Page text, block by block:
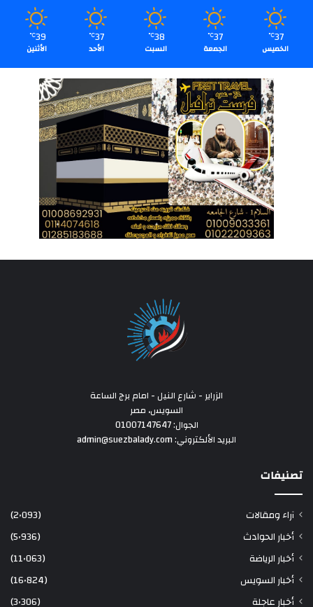
37
℃
الخميس
37
℃
الجمعة
38
℃
السبت
37
℃
الأحد
39
℃
الأثنين
الزراير - شارع النيل - امام برج الساعة
السويس، مصر
الجوال: 01007147647
البريد الألكتروني: admin@suezbalady.com
تصنيفات
آراء ومقالات
(2٬093)
أخبار الحوادث
(5٬936)
أخبار الرياضة
(11٬063)
أخبار السويس
(16٬824)
أخبار عاجلة
(3٬306)